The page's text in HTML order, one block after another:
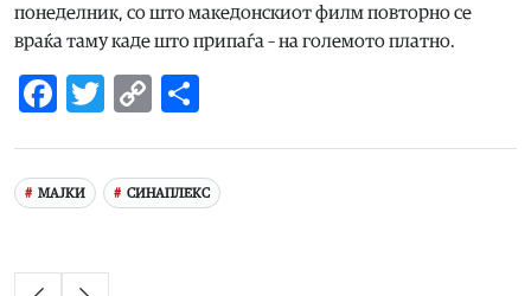
понеделник, со што македонскиот филм повторно се
враќа таму каде што припаѓа – на големото платно.
Facebook
Twitter
Copy
МАЈКИ СИНАПЛЕКС